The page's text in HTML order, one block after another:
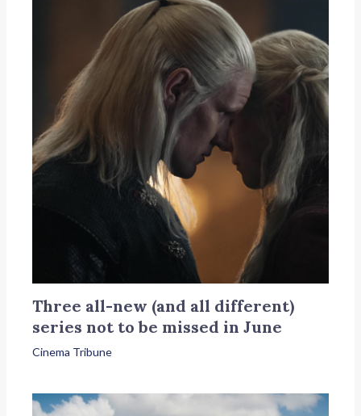
Three all-new (and all different)
series not to be missed in June
Cinema Tribune